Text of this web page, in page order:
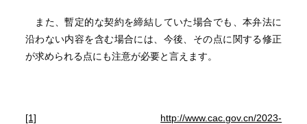
また、暫定的な契約を締結していた場合でも、本弁法に
沿わない内容を含む場合には、今後、その点に関する修正
が求められる点にも注意が必要と言えます。
[1]
http://www.cac.gov.cn/2023-